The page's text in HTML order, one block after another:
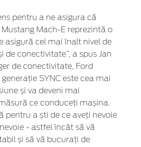
pentru a ne asigura că
Mach-E reprezintă o
asigură cel mai înalt nivel de
de conectivitate”, a spus Jan
de conectivitate, Ford
generație SYNC este cea mai
și va deveni mai
ce conduceți mașina.
pentru a ști de ce aveți nevoie
- astfel încât să vă
și să vă bucurați de